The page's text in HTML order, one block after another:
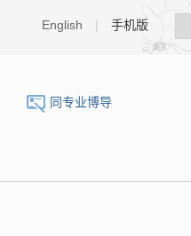
English | 手机版
同专业博导